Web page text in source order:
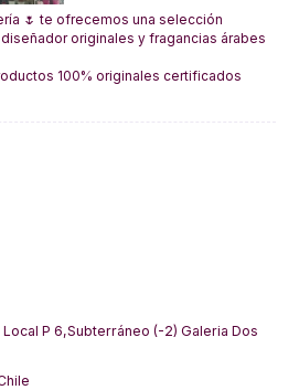
🌷 te ofrecemos una selección
originales y fragancias árabes
100% originales certificados
P 6,Subterráneo (-2) Galeria Dos